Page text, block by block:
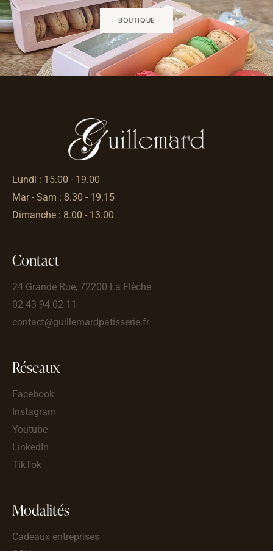
BOUTIQUE
Lundi : 15.00 - 19.00
Mar - Sam : 8.30 - 19.15
Dimanche : 8.00 - 13.00
Contact
24 Grande Rue, 72200 La Flèche
02 43 94 02 11
contact@guillemardpatisserie.fr
Réseaux
Facebook
Instagram
Youtube
LinkedIn
TikTok
Modalités
Cadeaux entreprises